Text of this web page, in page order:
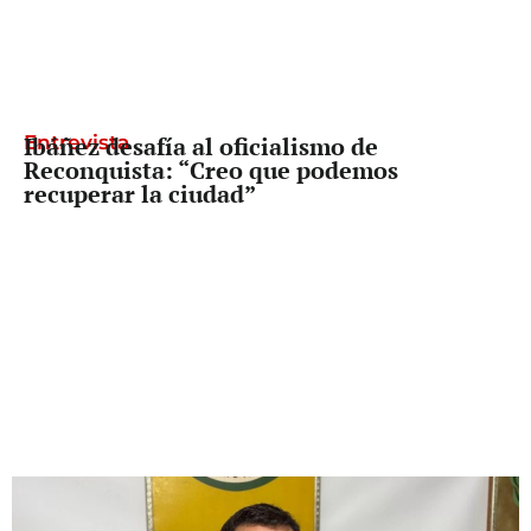
Entrevista
Ibáñez desafía al oficialismo de
Reconquista: “Creo que podemos
recuperar la ciudad”